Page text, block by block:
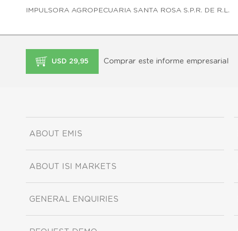
IMPULSORA AGROPECUARIA SANTA ROSA S.P.R. DE R.L.
USD 29,95 Comprar este informe empresarial
ABOUT EMIS
ABOUT ISI MARKETS
GENERAL ENQUIRIES